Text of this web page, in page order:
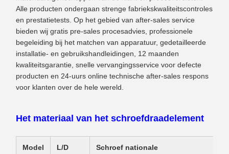
Alle producten ondergaan strenge fabriekskwaliteitscontroles
en prestatietests. Op het gebied van after-sales service
bieden wij gratis pre-sales procesadvies, professionele
begeleiding bij het matchen van apparatuur, gedetailleerde
installatie- en gebruikshandleidingen, 12 maanden
kwaliteitsgarantie, snelle vervangingsservice voor defecte
producten en 24-uurs online technische after-sales respons
voor klanten over de hele wereld.
Het materiaal van het schroefdraadelement
Model L/D
Schroef nationale